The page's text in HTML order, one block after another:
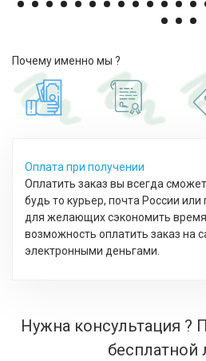
Почему именно мы ?
Оплата при получении
Оплатить заказ вы всегда
будь то курьер, почта России
для желающих сэкономить
возможность оплатить заказ на
электронными деньгами.
Нужна консультация ?
бесплатной